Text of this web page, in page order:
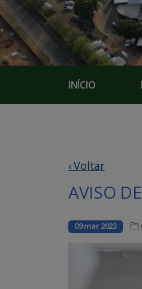
INÍCIO
‹ Voltar
AVISO
09 mar 2023